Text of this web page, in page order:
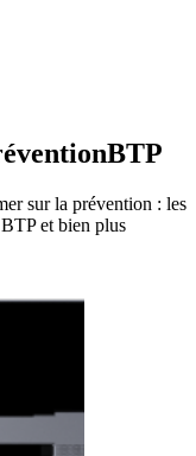
sur la prévention : les
et bien plus